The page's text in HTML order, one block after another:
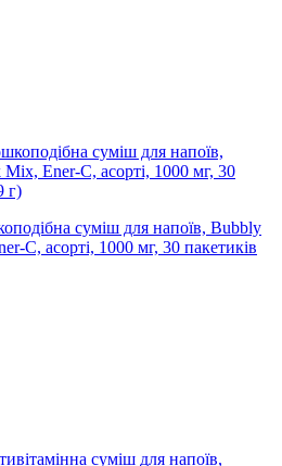
суміш для напоїв, Bubbly
C, асорті, 1000 мг, 30 пакетиків